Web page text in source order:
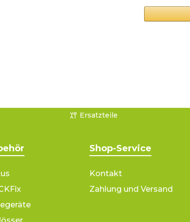
Ersatzteile
Shop-Service
Kontakt
Zahlung und Versand